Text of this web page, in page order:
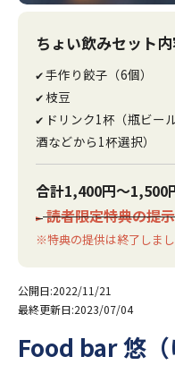
ちょい飲みセット
✔手作り餃子（6個）
✔枝豆
✔ ドリンク1杯（瓶ビー
酒などから1杯選択）
合計1,400円～1,500
►読者限定特典の提
※特典の提供は終了しま
公開日:2022/11/21
最終更新日:2023/07/04
Food bar 悠（